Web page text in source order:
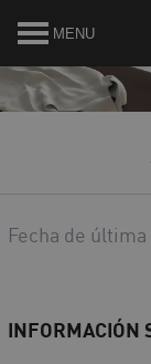
MENU
Fecha de
INFORMACIÓN